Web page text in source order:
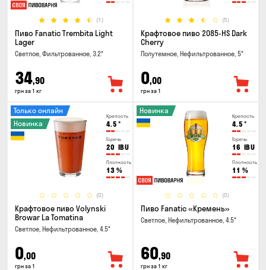
(1)
Пиво Fanatic Trembita Light
Lager
Светлое, Фильтрованное, 3.2°
34,90
грн за 1 кг
(5)
Крафтовое пиво 2085-HS Dark
Cherry
Полутемное, Нефильтрованное, 5°
0,00
грн за 1
Крепость
4.5 °
Горечь
20 IBU
Плотность
13 %
(0)
Только онлайн
Новинка
Крафтовое пиво Volynski
Browar La Tomatina
Светлое, Нефильтрованное, 4.5°
0,00
грн за 1
Крепость
4.5 °
Горечь
16 IBU
Плотность
11 %
(0)
Новинка
Пиво Fanatic «Кремень»
Светлое, Нефильтрованное, 4.5°
60,90
грн за 1 кг